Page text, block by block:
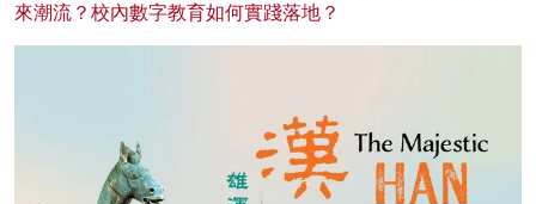
來潮流？校內數字教育如何實踐落地？